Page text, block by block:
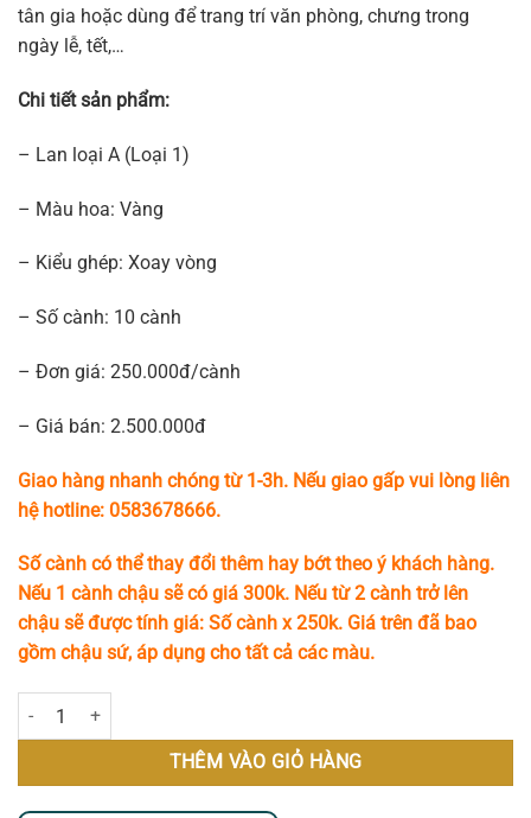
tân gia hoặc dùng để trang trí văn phòng, chưng trong
ngày lễ, tết,…
Chi tiết sản phẩm:
– Lan loại A (Loại 1)
– Màu hoa: Vàng
– Kiểu ghép: Xoay vòng
– Số cành: 10 cành
– Đơn giá: 250.000đ/cành
– Giá bán: 2.500.000đ
Giao hàng nhanh chóng từ 1-3h. Nếu giao gấp vui lòng liên
hệ hotline: 0583678666.
Số cành có thể thay đổi thêm hay bớt theo ý khách hàng.
Nếu 1 cành chậu sẽ có giá 300k. Nếu từ 2 cành trở lên
chậu sẽ được tính giá: Số cành x 250k. Giá trên đã bao
gồm chậu sứ, áp dụng cho tất cả các màu.
Chậu Lan Hồ Điệp 10 Cành Toát Lên Vẻ Sang Trọng, Quý Phái số lượng
THÊM VÀO GIỎ HÀNG